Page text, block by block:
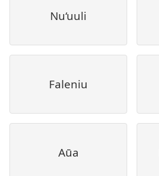
Nu‘uuli
Faleniu
Aūa